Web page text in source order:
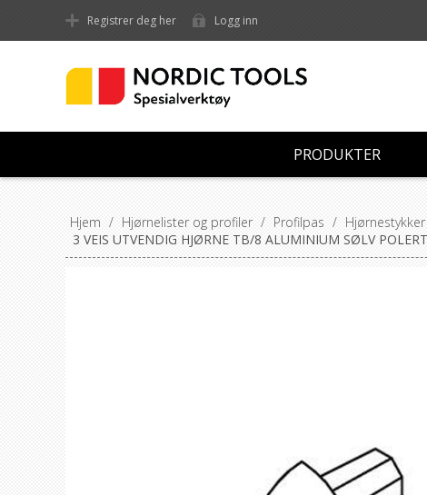
Registrer deg her Logg inn
PRODUKTER
Hjem / Hjørnelister og profiler / Profilpas /
3 VEIS UTVENDIG HJØRNE TB/8 ALUMINIUM SØLV